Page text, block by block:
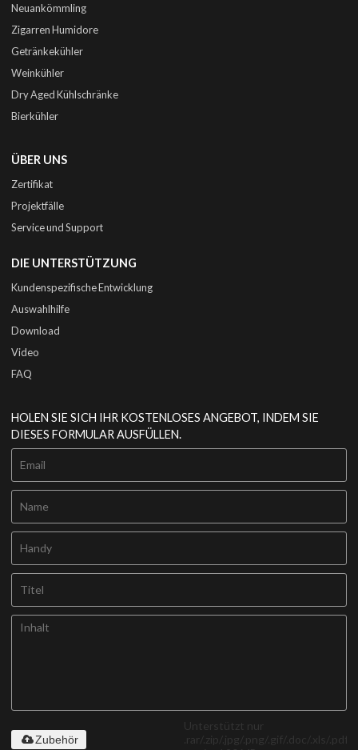
Neuankömmling
Zigarren Humidore
Getränkekühler
Weinkühler
Dry Aged Kühlschränke
Bierkühler
ÜBER UNS
Zertifikat
Projektfälle
Service und Support
DIE UNTERSTÜTZUNG
Kundenspezifische Entwicklung
Auswahlhilfe
Download
Video
FAQ
HOLEN SIE SICH IHR KOSTENLOSES ANGEBOT, INDEM SIE
DIESES FORMULAR AUSFÜLLEN.
Unterstützt nur
.rar/.zip/.jpg/.png/.gif/.doc/.xls/.pdf,
Zubehör